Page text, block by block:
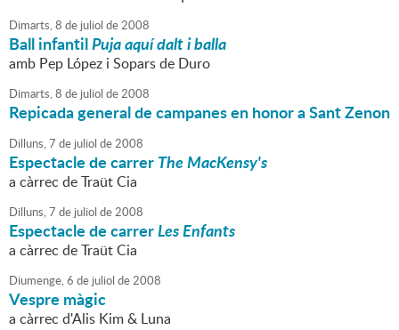
Dimarts,8 de juliol de2008
Ball infantilPuja aquí dalt i balla
amb Pep López i Sopars de Duro
Dimarts,8 de juliol de2008
Repicada general de campanes en honor a Sant Zenon
Dilluns,7 de juliol de2008
Espectacle de carrerThe MacKensy's
a càrrec de Traüt Cia
Dilluns,7 de juliol de2008
Espectacle de carrerLes Enfants
a càrrec de Traüt Cia
Diumenge,6 de juliol de2008
Vespre màgic
a càrrec d'Alis Kim & Luna